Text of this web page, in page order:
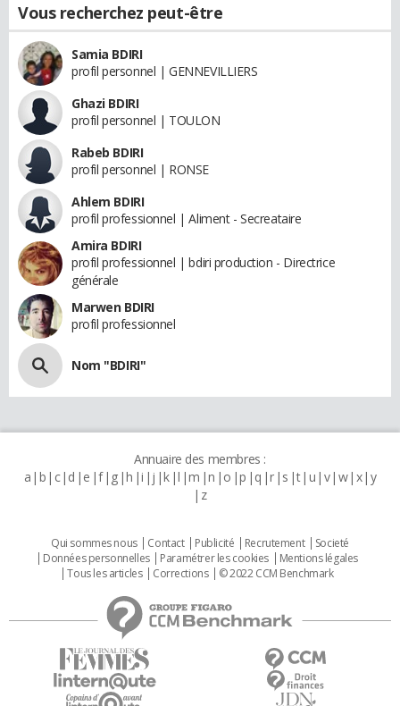
Vous recherchez peut-être
Samia BDIRI
profil personnel | GENNEVILLIERS
Ghazi BDIRI
profil personnel | TOULON
Rabeb BDIRI
profil personnel | RONSE
Ahlem BDIRI
profil professionnel | Aliment - Secreataire
Amira BDIRI
profil professionnel | bdiri production - Directrice
générale
Marwen BDIRI
profil professionnel
Nom "BDIRI"
Annuaire des membres :
a b c d e f g h i j k l m n o p q r s t u v w x y
z
Qui sommes nous Contact Publicité Recrutement
Societé
Données personnelles
Paramétrer les cookies
Mentions légales
Tous les articles
Corrections © 2022 CCM Benchmark